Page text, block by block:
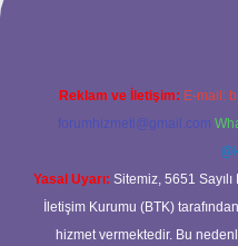
Reklam ve İletişim: E-mail:
forumhizmeti@gmail.com
Yasal Uyarı: Sitemiz, 5651
İletişim Kurumu (BTK)
hizmet vermektedir. Bu